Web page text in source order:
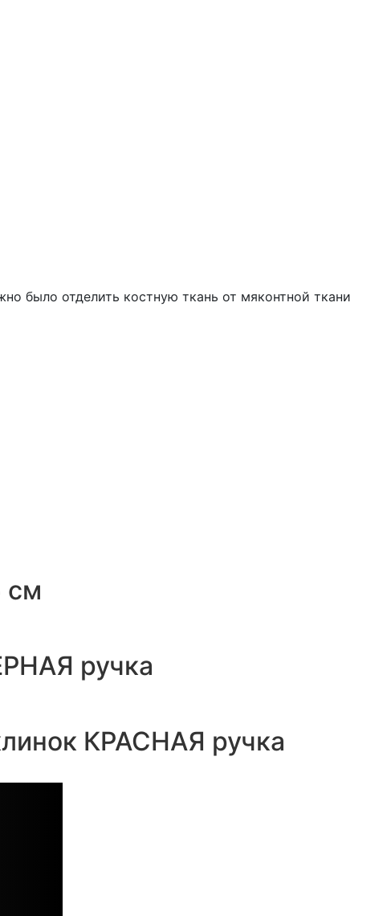
было отделить костную ткань от мяконтной ткани
см
ручка
КРАСНАЯ ручка